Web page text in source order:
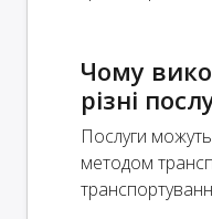
Чому
різні
Послуги можуть
методом